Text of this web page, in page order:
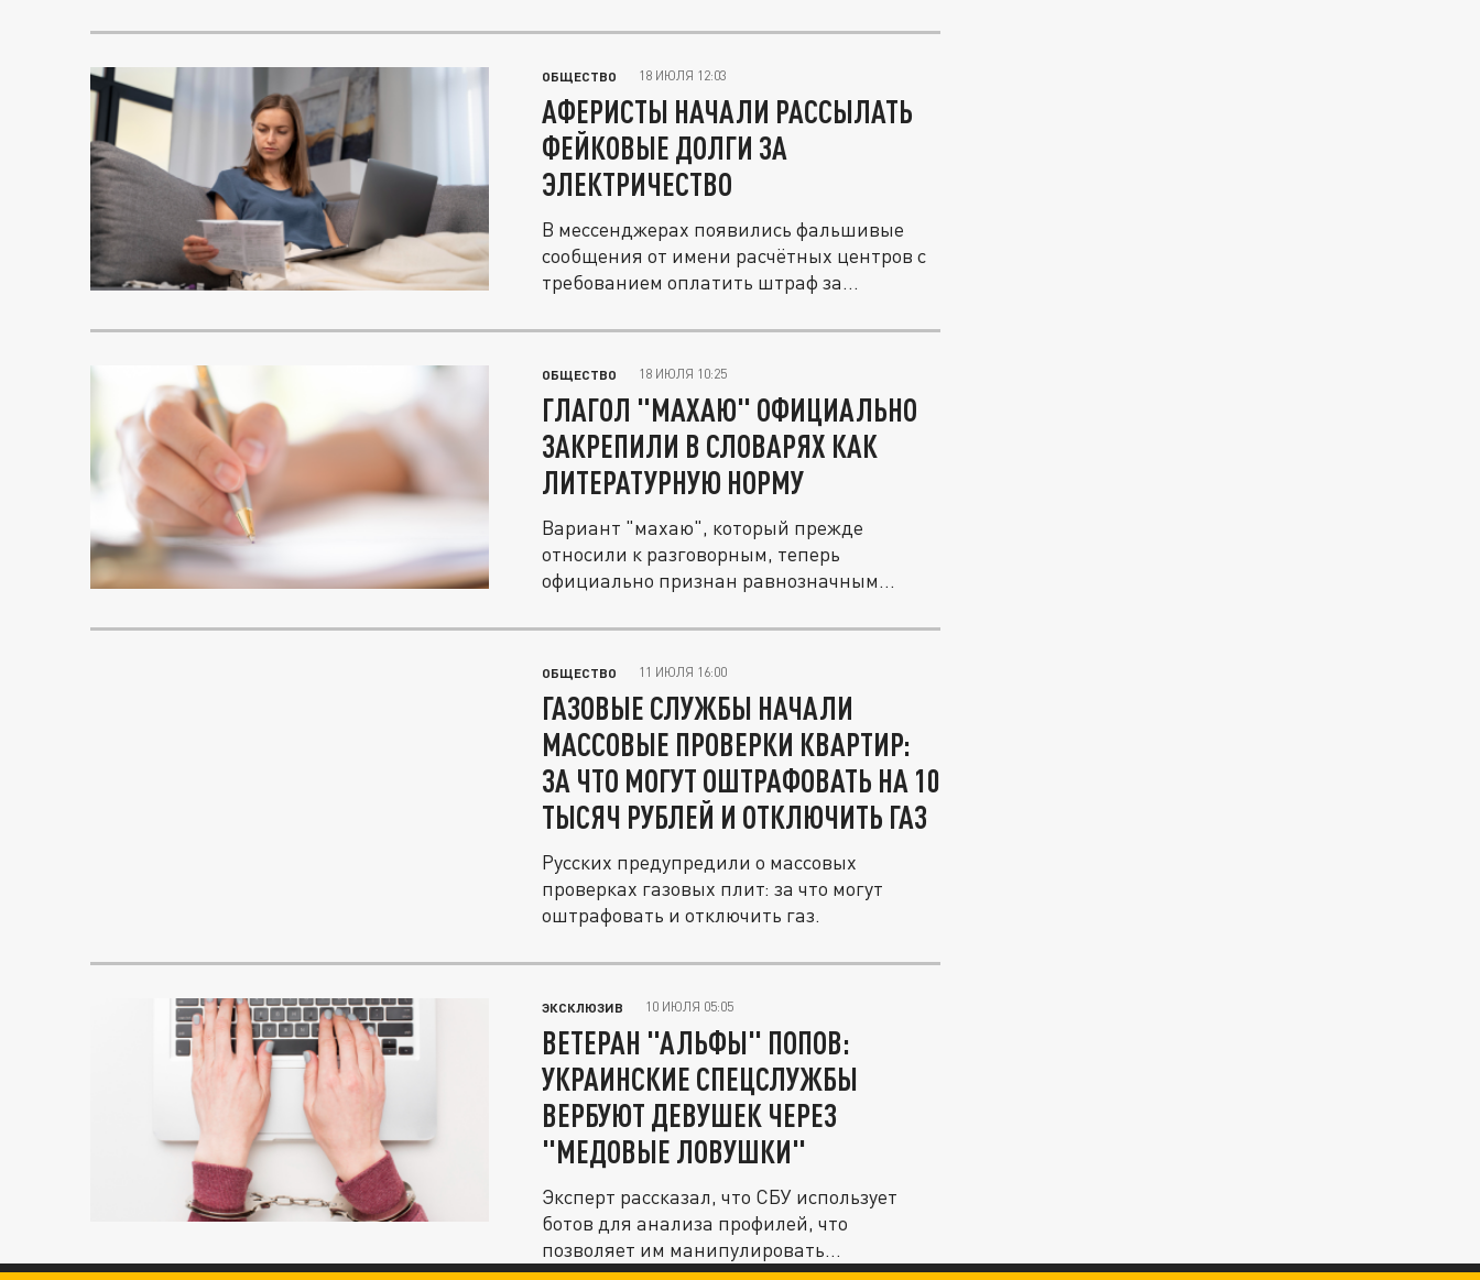
ОБЩЕСТВО 18 ИЮЛЯ 12:03
АФЕРИСТЫ НАЧАЛИ РАССЫЛАТЬ
ФЕЙКОВЫЕ ДОЛГИ ЗА
ЭЛЕКТРИЧЕСТВО
В мессенджерах появились фальшивые
сообщения от имени расчётных центров с
требованием оплатить штраф за...
ОБЩЕСТВО 18 ИЮЛЯ 10:25
ГЛАГОЛ "МАХАЮ" ОФИЦИАЛЬНО
ЗАКРЕПИЛИ В СЛОВАРЯХ КАК
ЛИТЕРАТУРНУЮ НОРМУ
Вариант "махаю", который прежде
относили к разговорным, теперь
официально признан равнозначным
ОБЩЕСТВО 11 ИЮЛЯ 16:00
ГАЗОВЫЕ СЛУЖБЫ НАЧАЛИ
МАССОВЫЕ ПРОВЕРКИ КВАРТИР:
ЗА ЧТО МОГУТ ОШТРАФОВАТЬ НА 10
ТЫСЯЧ РУБЛЕЙ И ОТКЛЮЧИТЬ ГАЗ
Русских предупредили о массовых
проверках газовых плит: за что могут
оштрафовать и отключить газ.
ЭКСКЛЮЗИВ 10 ИЮЛЯ 05:05
ВЕТЕРАН "АЛЬФЫ" ПОПОВ:
УКРАИНСКИЕ СПЕЦСЛУЖБЫ
ВЕРБУЮТ ДЕВУШЕК ЧЕРЕЗ
"МЕДОВЫЕ ЛОВУШКИ"
Эксперт рассказал, что СБУ использует
ботов для анализа профилей, что
позволяет им манипулировать